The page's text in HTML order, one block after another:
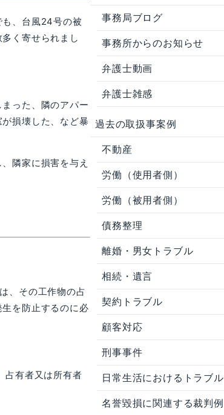
、台風24号の被
く寄せられまし
った、隣のアパー
損壊した、など暴
隣家に損害を与え
、その工作物の占
を防止するのに必
占有者又は所有者
事務局ブログ
事務所からのお知らせ
弁護士動画
弁護士雑感
過去の取扱事案例
不動産
労働（使用者側）
労働（被用者側）
債務整理
離婚・男女トラブル
相続・遺言
契約トラブル
顧客対応
刑事事件
日常生活におけるトラブル
名誉毀損に関連する裁判例